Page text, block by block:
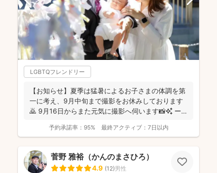
LGBTQフレンドリー
【お知らせ】夏季は猛暑によるお子さまの体調を第
一に考え、9月中旬まで撮影をお休みしております
🙇 9月16日からまた元気に撮影へ伺います📸✨ ー
予約承諾率： 95% 最終アクティブ： 7日以内
菅野 雅裕（かんのまさひろ）
4.9 (12)男性